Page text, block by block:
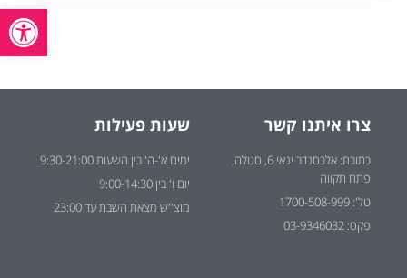
פתח
צרו איתנו קשר
כתובת: אלכסנדר ינאי 6, סגולה,
פתח תקווה
טל': 1700-508-999
פקס: 03-9346032
שעות פעילות
ימים א'-ה' בין השעות 9:30-21:00
יום ו' בין 9:00-14:30
מוצ''ש מצאת השבת עד 23:00